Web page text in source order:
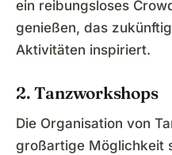
ein reibungsloses
genießen, das
Aktivitäten inspiriert.
2. Tanzworkshops
Die Organisation von
großartige Möglichkeit